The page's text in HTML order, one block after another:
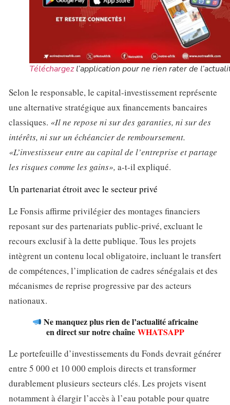
Téléchargezl’application pour ne rien rater de
Selon le responsable, le capital-investissement représente
une alternative stratégique aux financements bancaires
classiques. «Il ne repose ni sur des garanties, ni sur des
intérêts, ni sur un échéancier de remboursement.
«L’investisseur entre au capital de l’entreprise et partage
les risques comme les gains», a-t-il expliqué.
Un partenariat étroit avec le secteur privé
Le Fonsis affirme privilégier des montages financiers
reposant sur des partenariats public-privé, excluant le
recours exclusif à la dette publique. Tous les projets
intègrent un contenu local obligatoire, incluant le transfert
de compétences, l’implication de cadres sénégalais et des
mécanismes de reprise progressive par des acteurs
nationaux.
Ne manquez plus rien de l’actualité africaine
en direct sur notre chaîne WHATSAPP
Le portefeuille d’investissements du Fonds devrait générer
entre 5 000 et 10 000 emplois directs et transformer
durablement plusieurs secteurs clés. Les projets visent
notamment à élargir l’accès à l’eau potable pour quatre